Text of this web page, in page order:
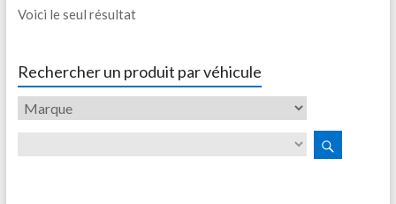
Voici le seul résultat
Rechercher un produit par véhicule